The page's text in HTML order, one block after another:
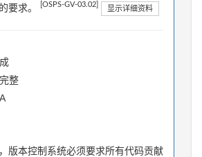
要求。
[OSPS-GV-03.02] 显示详细资料
整
版本控制系统必须要求所有代码贡献